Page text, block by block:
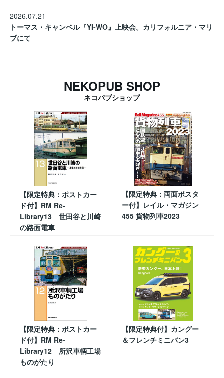
2026.07.21
トーマス・キャンベル『YI-WO』上映会。カリフォルニア・マリ
ブにて
NEKOPUB SHOP
ネコパブショップ
【限定特典：ポストカー
ド付】RM Re-
Library13 世田谷と川崎
の路面電車
【限定特典：両面ポスタ
ー付】レイル・マガジン
455 貨物列車2023
【限定特典：ポストカー
ド付】RM Re-
Library12 所沢車輌工場
ものがたり
【限定特典付】カングー
＆フレンチミニバン3